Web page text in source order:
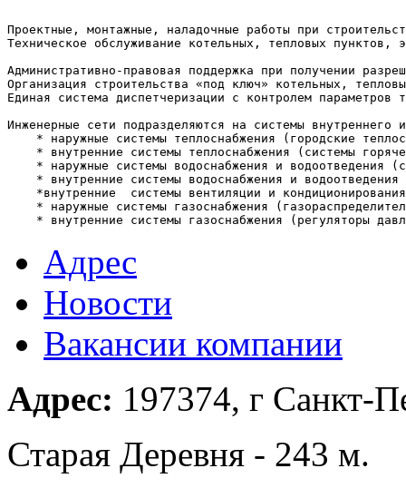
Проектные, монтажные, наладочные работы при
Техническое обслуживание котельных, тепловых пунктов,
Административно-правовая поддержка при получении
Организация строительства «под ключ» котельных,
Единая система диспетчеризации с контролем
Инженерные сети подразделяются на системы внутреннего
* наружные системы теплоснабжения (городские
* внутренние системы теплоснабжения (системы
* наружные системы водоснабжения и водоотведения
* внутренние системы водоснабжения и водоотведения
*внутренние  системы вентиляции и
* наружные системы газоснабжения
* внутренние системы газоснабжения (регуляторы
Адрес
Новости
Вакансии компании
Адрес: 197374, г Санкт-
Старая Деревня - 243 м.